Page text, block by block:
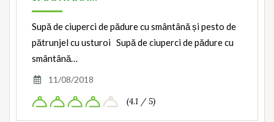
Supă de ciuperci de pădure cu smântână și pesto de
pătrunjel cu usturoi Supă de ciuperci de pădure cu
smântână…
11/08/2018
(4.1 / 5)